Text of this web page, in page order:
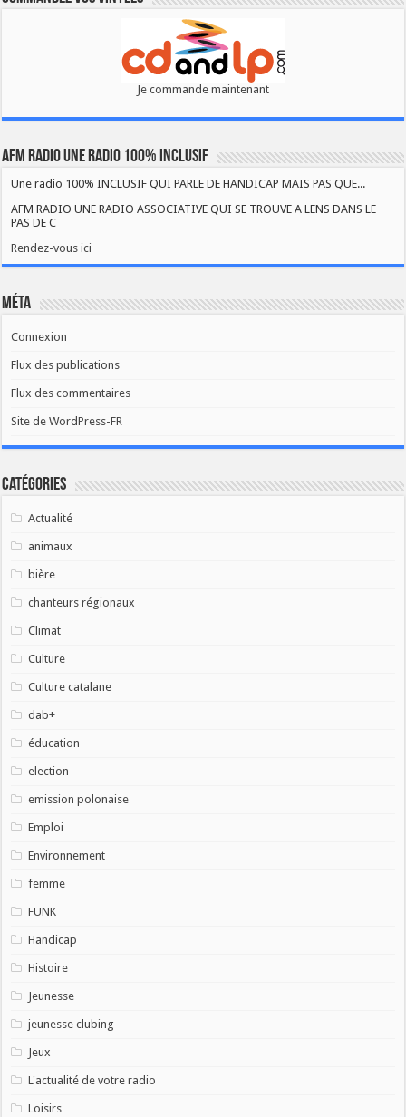
Je commande maintenant
AFM RADIO UNE RADIO 100% INCLUSIF
Une radio 100% INCLUSIF QUI PARLE DE HANDICAP MAIS PAS QUE...
AFM RADIO UNE RADIO ASSOCIATIVE QUI SE TROUVE A LENS DANS LE
PAS DE C
Rendez-vous ici
Méta
Connexion
Flux des publications
Flux des commentaires
Site de WordPress-FR
Catégories
Actualité
animaux
bière
chanteurs régionaux
Climat
Culture
Culture catalane
dab+
éducation
election
emission polonaise
Emploi
Environnement
femme
FUNK
Handicap
Histoire
Jeunesse
jeunesse clubing
Jeux
L'actualité de votre radio
Loisirs